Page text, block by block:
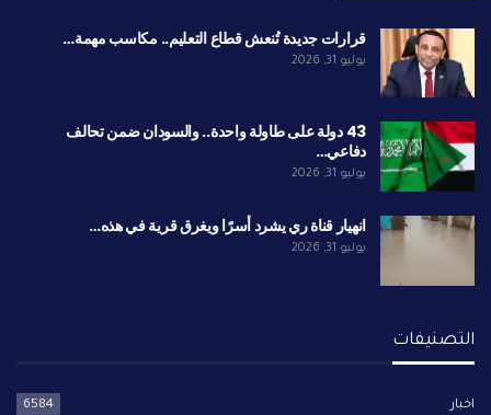
قرارات جديدة تُنعش قطاع التعليم.. مكاسب مهمة…
يوليو 31, 2026
43 دولة على طاولة واحدة.. والسودان ضمن تحالف
دفاعي…
يوليو 31, 2026
انهيار قناة ري يشرد أسرًا ويغرق قرية في هذه…
يوليو 31, 2026
التصنيفات
اخبار 6584